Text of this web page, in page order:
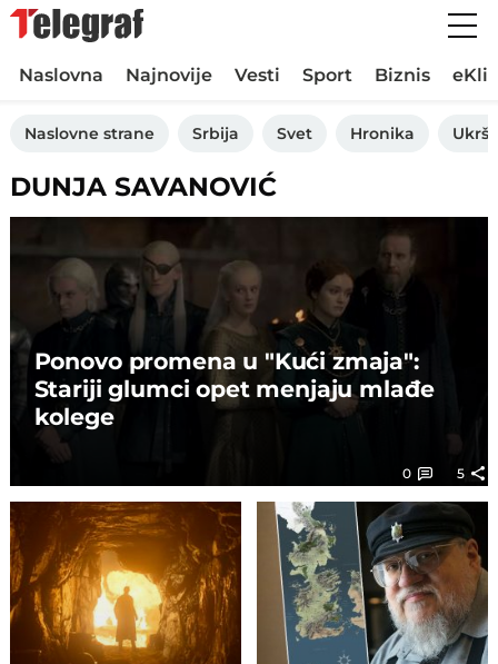
Naslovna Najnovije Vesti Sport Biznis
Naslovne strane Srbija Svet Hronika
DUNJA SAVANOVIĆ
Ponovo promena u "Kući zmaja":
Stariji glumci opet menjaju mlađe
kolege
0 5